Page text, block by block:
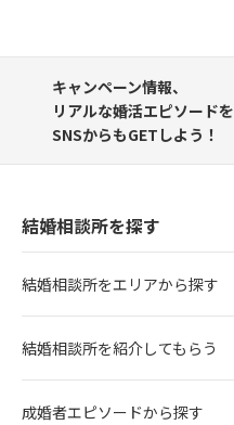
キャンペーン情報、
リアルな婚活エピソードを
SNSからもGETしよう！
結婚相談所を探す
結婚相談所をエリアから探す
結婚相談所を紹介してもらう
成婚者エピソードから探す